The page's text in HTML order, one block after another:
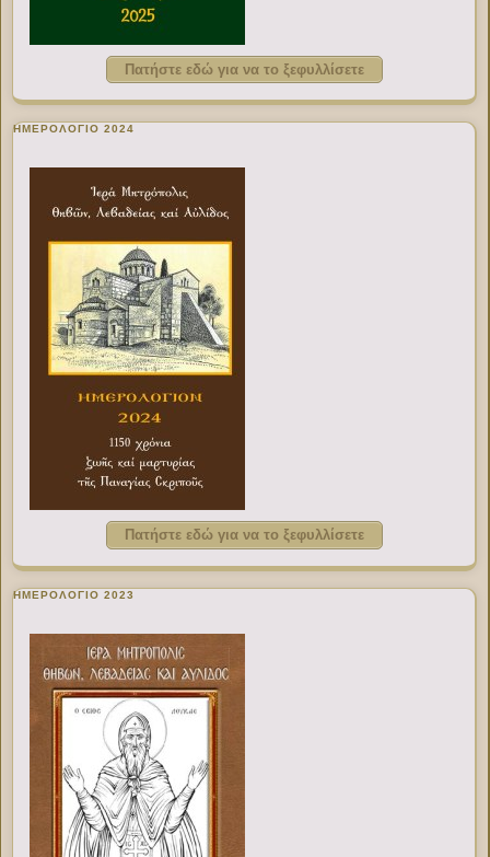
Πατήστε εδώ για να το ξεφυλλίσετε
ΗΜΕΡΟΛΟΓΙΟ 2024
Πατήστε εδώ για να το ξεφυλλίσετε
ΗΜΕΡΟΛΟΓΙΟ 2023